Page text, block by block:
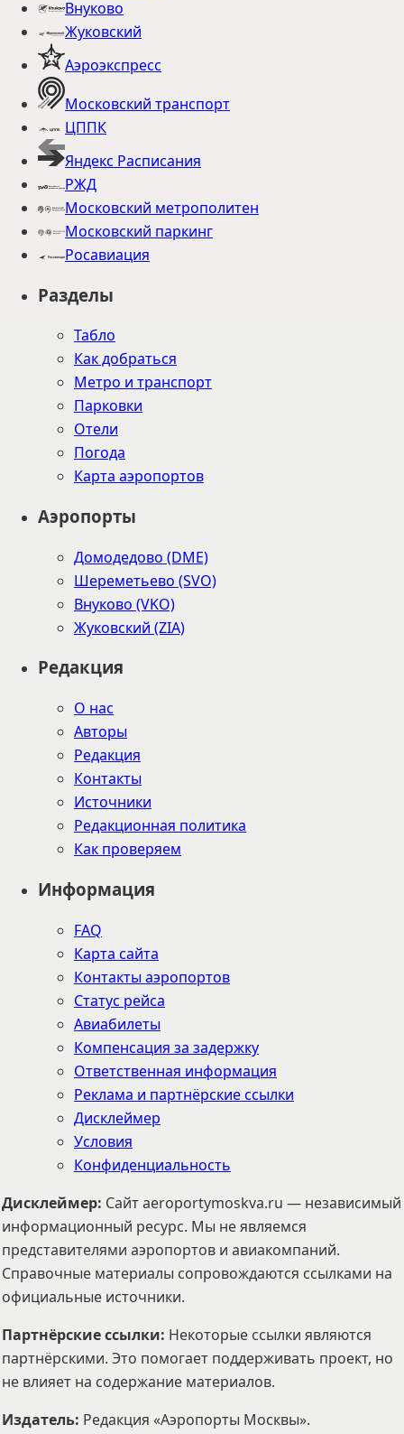
Внуково
Жуковский
Аэроэкспресс
Московский транспорт
ЦППК
Яндекс Расписания
РЖД
Московский метрополитен
Московский паркинг
Росавиация
Разделы
Табло
Как добраться
Метро и транспорт
Парковки
Отели
Погода
Карта аэропортов
Аэропорты
Домодедово (DME)
Шереметьево (SVO)
Внуково (VKO)
Жуковский (ZIA)
Редакция
О нас
Авторы
Редакция
Контакты
Источники
Редакционная политика
Как проверяем
Информация
FAQ
Карта сайта
Контакты аэропортов
Статус рейса
Авиабилеты
Компенсация за задержку
Ответственная информация
Реклама и партнёрские ссылки
Дисклеймер
Условия
Конфиденциальность
Дисклеймер: Сайт aeroportymoskva.ru — независимый
информационный ресурс. Мы не являемся
представителями аэропортов и авиакомпаний.
Справочные материалы сопровождаются ссылками на
официальные источники.
Партнёрские ссылки: Некоторые ссылки являются
партнёрскими. Это помогает поддерживать проект, но
не влияет на содержание материалов.
Издатель: Редакция «Аэропорты Москвы».